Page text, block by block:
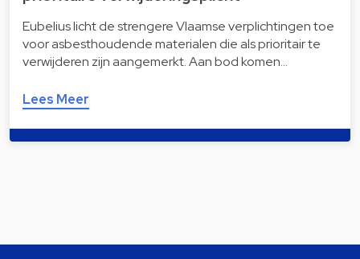
Eubelius licht de strengere Vlaamse verplichtingen toe
voor asbesthoudende materialen die als prioritair te
verwijderen zijn aangemerkt. Aan bod komen…
Lees Meer